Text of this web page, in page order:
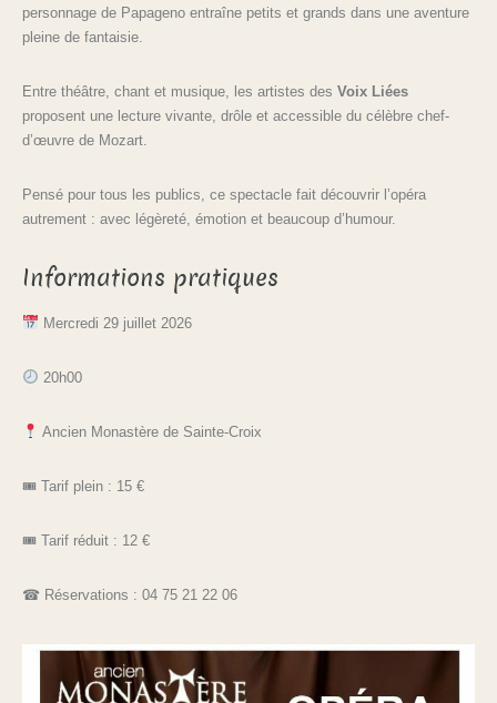
personnage de Papageno entraîne petits et grands dans une aventure
pleine de fantaisie.
Entre théâtre, chant et musique, les artistes des Voix Liées
proposent une lecture vivante, drôle et accessible du célèbre chef-
d’œuvre de Mozart.
Pensé pour tous les publics, ce spectacle fait découvrir l’opéra
autrement : avec légèreté, émotion et beaucoup d’humour.
Informations pratiques
Mercredi 29 juillet 2026
20h00
Ancien Monastère de Sainte-Croix
🎟 Tarif plein : 15 €
🎟 Tarif réduit : 12 €
☎ Réservations : 04 75 21 22 06